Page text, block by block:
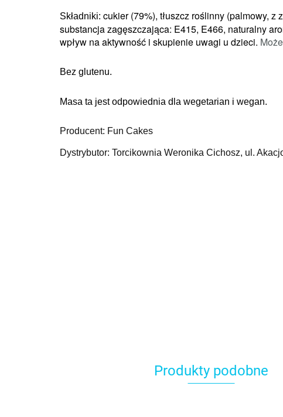
Składniki: cukier (79%), tłuszcz roślinny (palmowy,
substancja zagęszczająca: E415, E466, naturalny
wpływ na aktywność i skupienie uwagi u dzieci.
Bez glutenu.
Masa ta jest odpowiednia dla wegetarian i wegan.
Producent: Fun Cakes
Dystrybutor: Torcikownia Weronika Cichosz, ul.
Produkty podobne